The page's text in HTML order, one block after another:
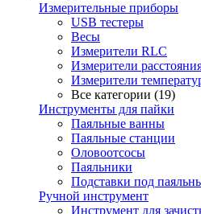
Измерительные приборы
USB тестеры
Весы
Измерители RLC
Измерители
Измерители
Все категории (19)
Инструменты для пайки
Паяльные ванны
Паяльные станции
Оловоотсосы
Паяльники
Подставки под
Ручной инструмент
Инструмент для